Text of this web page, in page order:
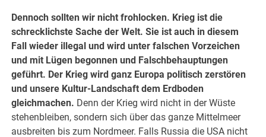
Dennoch sollten wir nicht frohlocken. Krieg ist die
schrecklichste Sache der Welt. Sie ist auch in diesem
Fall wieder illegal und wird unter falschen Vorzeichen
und mit Lügen begonnen und Falschbehauptungen
geführt. Der Krieg wird ganz Europa politisch zerstören
und unsere Kultur-Landschaft dem Erdboden
gleichmachen. Denn der Krieg wird nicht in der Wüste
stehenbleiben, sondern sich über das ganze Mittelmeer
ausbreiten bis zum Nordmeer. Falls Russia die USA nicht